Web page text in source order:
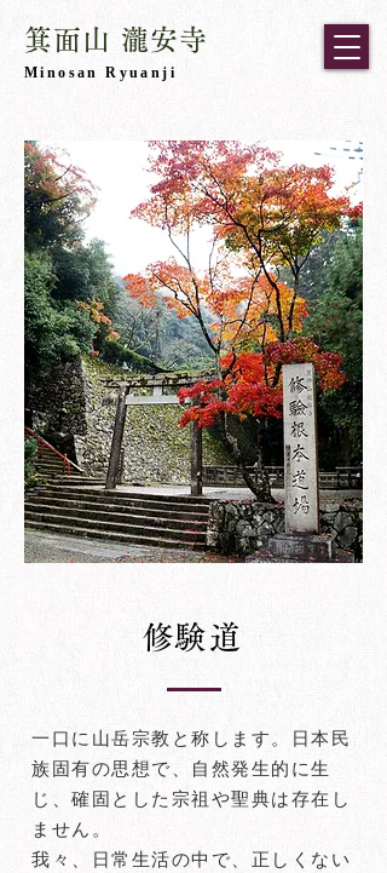
箕面山 瀧安寺
​Minosan Ryuanji
​修験道
一口に山岳宗教と称します。日本民
族固有の思想で、自然発生的に生
じ、確固とした宗祖や聖典は存在し
ません。
我々、日常生活の中で、正しくない